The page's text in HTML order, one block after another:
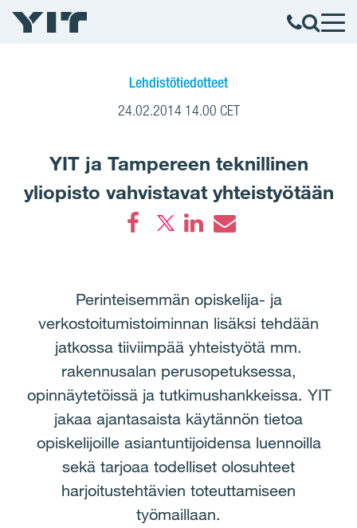
Lehdistötiedotteet
24.02.2014 14.00 CET
YIT ja Tampereen teknillinen
yliopisto vahvistavat yhteistyötään
Perinteisemmän opiskelija- ja
verkostoitumistoiminnan lisäksi tehdään
jatkossa tiiviimpää yhteistyötä mm.
rakennusalan perusopetuksessa,
opinnäytetöissä ja tutkimushankkeissa. YIT
jakaa ajantasaista käytännön tietoa
opiskelijoille asiantuntijoidensa luennoilla
sekä tarjoaa todelliset olosuhteet
harjoitustehtävien toteuttamiseen
työmaillaan.